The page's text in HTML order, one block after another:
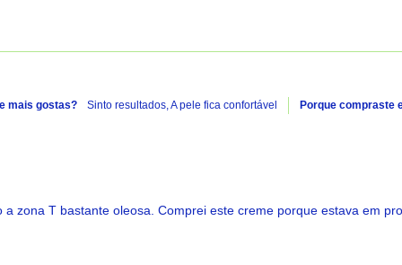
mais gostas? Sinto resultados, A pele fica confortável Porque compraste
zona T bastante oleosa. Comprei este creme porque estava em